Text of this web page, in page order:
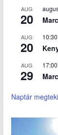
AUG
20
AUG
20
10:30
AUG
29
17:00
Naptár